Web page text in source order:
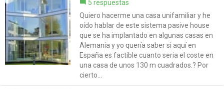
5 respuestas
Quiero hacerme una casa unifamiliar y he
oído hablar de este sistema pasive house
que se ha implantado en algunas casas en
Alemania y yo quería saber si aquí en
España es factible cuanto seria el coste en
una casa de unos 130 m cuadrados.? Por
cierto...